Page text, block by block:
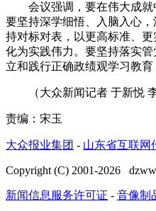
会议强调，要在伟大成就中
要坚持深学细悟、入脑入心
持对标对表，以更高标准、
化为实践伟力。要坚持落实
立和践行正确政绩观学习教
（大众新闻记者 于新悦 李
责编：宋玉
大众报业集团 - 山东省互联网
Copyright (C) 2001-2026
新闻信息服务许可证 - 音像制